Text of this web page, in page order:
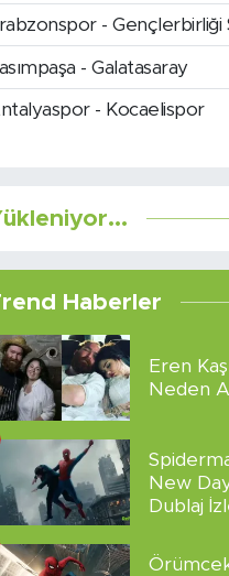
- Gençlerbirliği
- Galatasaray
- Kocaelispor
Haberler
Eren
Neden
New
Dublaj